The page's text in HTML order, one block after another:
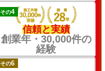
その4
信頼と実績
創業年・30,000件の
経験
その6